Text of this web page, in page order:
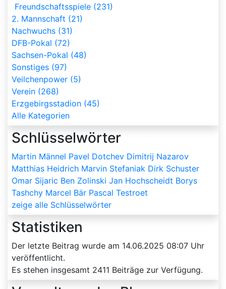
Freundschaftsspiele (231)
2. Mannschaft (21)
Nachwuchs (31)
DFB-Pokal (72)
Sachsen-Pokal (48)
Sonstiges (97)
Veilchenpower (5)
Verein (268)
Erzgebirgsstadion (45)
Alle Kategorien
Schlüsselwörter
Martin Männel Pavel Dotchev Dimitrij Nazarov
Matthias Heidrich Marvin Stefaniak Dirk Schuster
Omar Sijaric Ben Zolinski Jan Hochscheidt Borys
Tashchy Marcel Bär Pascal Testroet
zeige alle Schlüsselwörter
Statistiken
Der letzte Beitrag wurde am 14.06.2025 08:07 Uhr
veröffentlicht.
Es stehen insgesamt 2411 Beiträge zur Verfügung.